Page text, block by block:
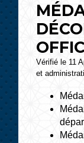
Vérifié le 11
et